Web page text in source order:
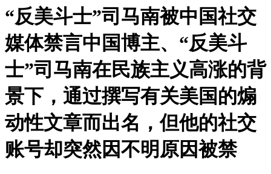
“反美斗士”司马南被中国社交
媒体禁言中国博主、“反美斗
士”司马南在民族主义高涨的背
景下，通过撰写有关美国的煽
动性文章而出名，但他的社交
账号却突然因不明原因被禁